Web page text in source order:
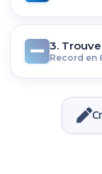
3.
Record en